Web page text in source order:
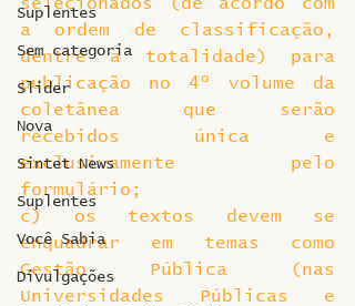
Suplentes
Sem categoria
Slider
Nova
Sintet News
Suplentes
Você Sabia
Divulgações
a ordem de classificação,
dentre a totalidade) para
publicação no 4º volume da
coletânea que serão
recebidos única e
exclusivamente pelo
formulário;
c) os textos devem se
enquadrar em temas como
Gestão Pública (nas
Universidades Públicas e